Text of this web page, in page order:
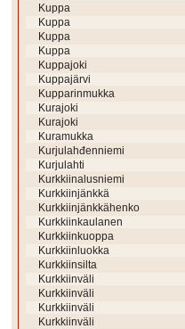
Kuppa
Kuppa
Kuppa
Kuppa
Kuppajoki
Kuppajärvi
Kupparinmukka
Kurajoki
Kurajoki
Kuramukka
Kurjulahđenniemi
Kurjulahti
Kurkkiinalusniemi
Kurkkiinjänkkä
Kurkkiinjänkkähenko
Kurkkiinkaulanen
Kurkkiinkuoppa
Kurkkiinluokka
Kurkkiinsilta
Kurkkiinväli
Kurkkiinväli
Kurkkiinväli
Kurkkiinväli